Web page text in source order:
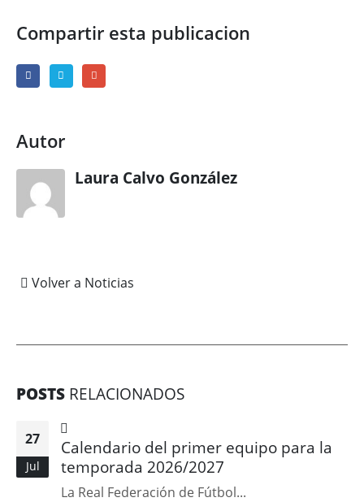
Compartir esta publicacion
Autor
Laura Calvo González
Volver a Noticias
POSTS RELACIONADOS
27
Jul
Calendario del primer equipo para la
temporada 2026/2027
La Real Federación de Fútbol...